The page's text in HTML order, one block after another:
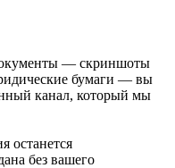
— скриншоты
бумаги — вы
канал, который мы
останется
без вашего